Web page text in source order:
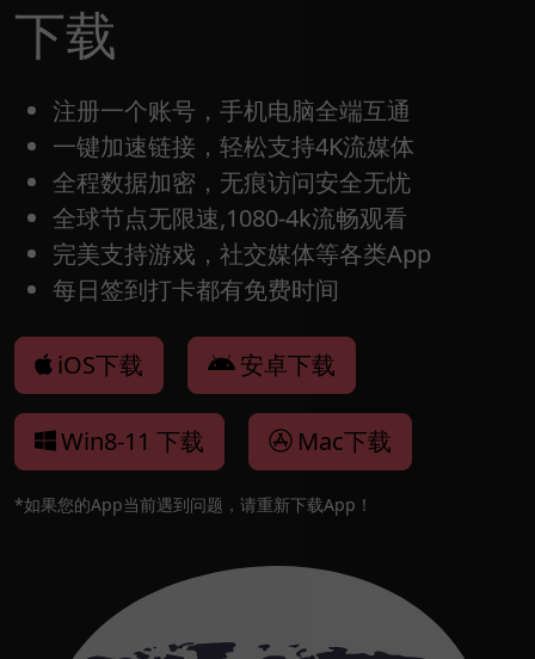
下载
注册一个账号，手机电脑全端互通
一键加速链接，轻松支持4K流媒体
全程数据加密，无痕访问安全无忧
全球节点无限速,1080-4k流畅观看
完美支持游戏，社交媒体等各类App
每日签到打卡都有免费时间
iOS下载 安卓下载
Win8-11 下载 Mac下载
*如果您的App当前遇到问题，请重新下载App！